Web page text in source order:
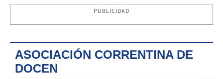
PUBLICIDAD
ASOCIACIÓN CORRENTINA DE
DOCEN